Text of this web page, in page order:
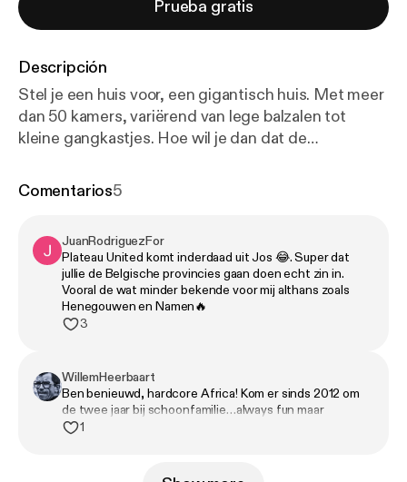
Prueba gratis
Descripción
Stel je een huis voor, een gigantisch huis. Met meer
dan 50 kamers, variërend van lege balzalen tot
kleine gangkastjes. Hoe wil je dan dat de
van het huis zijn? De mooiste? De schoonste? De
maar wat is het een zooitje. De verwarming staat vol
aan, er woedt een verhitte discussie waar alle
meubelstukken aan meedoen, papieren en
puntenslijpers vliegen door de lucht. Ja, wie dit huis
bezoekt, betreedt de woonkamer op eigen risico.
reward. ✋ Ga naar Lendahand.com [
ndahand.com/?utm_source=grotepodcastlas&utm
_campaign=nigeria
], gebruik de code 'podcastlas50'
Comentarios5
JuanRodriguezFor
Plateau United komt inderdaad uit Jos 😂. Super dat
jullie de Belgische provincies gaan doen echt zin in.
Vooral de wat minder bekende voor mij althans zoals
Henegouwen en Namen🔥
3
WillemHeerbaart
Ben benieuwd, hardcore Africa! Kom er sinds 2012 om
de twee jaar bij schoonfamilie…always fun maar
constant op je hoede! Nigenerator noem ik het…
1